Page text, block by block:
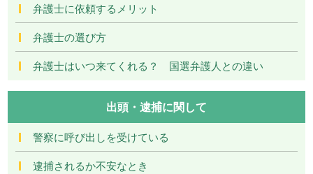
弁護士に依頼するメリット
弁護士の選び方
弁護士はいつ来てくれる？ 国選弁護人との違い
出頭・逮捕に関して
警察に呼び出しを受けている
逮捕されるか不安なとき